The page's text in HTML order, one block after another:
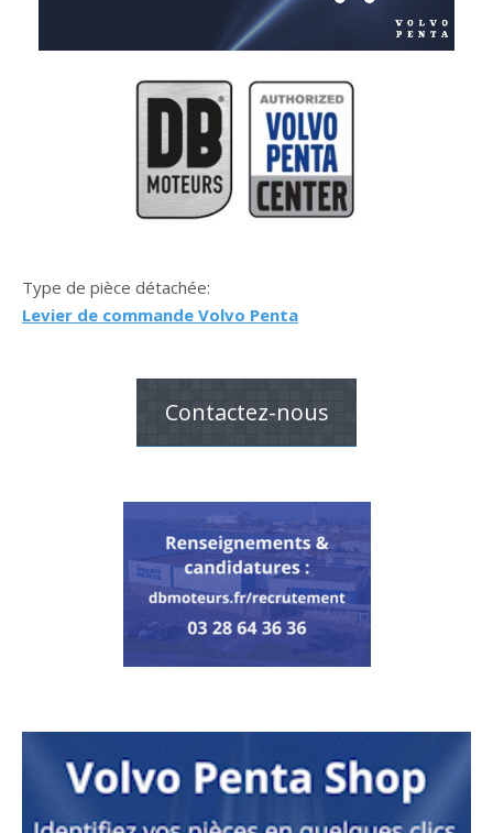
Type de pièce détachée:
Levier de commande Volvo Penta
Contactez-nous